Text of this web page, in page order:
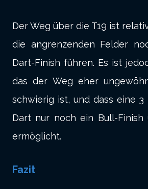
Der Weg über die T19 ist
die angrenzenden Felder
Dart-Finish führen. Es ist
das der Weg eher
schwierig ist, und dass eine
Dart nur noch ein Bull-Finish
ermöglicht.
Fazit